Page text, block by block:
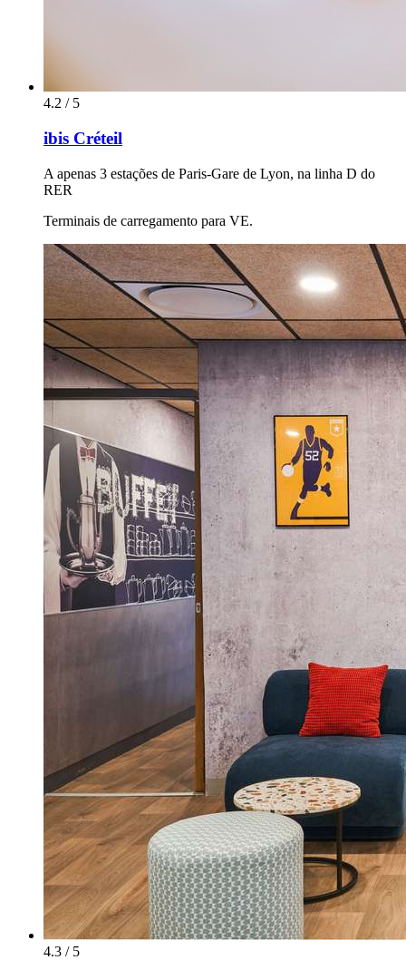
4.2 / 5
ibis Créteil
A apenas 3 estações de Paris-Gare de Lyon, na linha D do
RER
Terminais de carregamento para VE.
4.3 / 5